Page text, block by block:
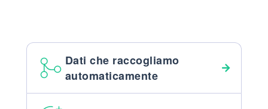
Dati che raccogliamo
automaticamente